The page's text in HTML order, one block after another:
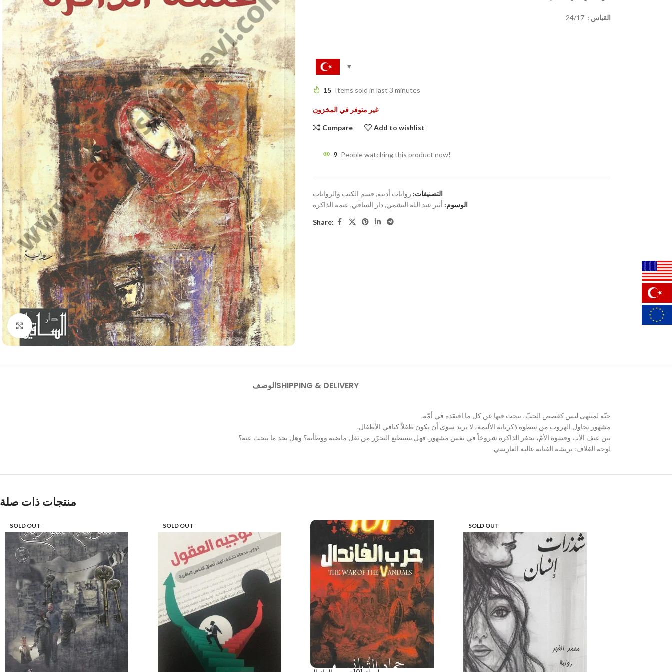
Click to enlarge
القياس : 24/17
15 Items sold in last 3 minutes
غير متوفر في المخزون
Compare Add to wishlist
9 People watching this product now!
التصنيفات: روايات أدبية, قسم الكتب والروايات
الوسوم: أثير عبد الله النشمي,دار الساقي, عتمة الذاكرة
Share:
الوصفSHIPPING & DELIVERY
حبّه لمنتهى ليس كقصص الحبّ، يبحث فيها عن كل ما افتقده في أمّه.
مشهور يحاول الهروب من سطوة ذكرياته الأليمة، لا يريد سوى أن يكون طفلاً كباقي الأطفال.
بين عنف الأب وقسوة الأمّ، تحفر الذاكرة شروخاً في نفس مشهور. فهل يستطيع التحرّر من ثقل ماضيه ووطأته؟ وهل يجد ما يبحث عنه؟
لوحة الغلاف: بريشة الفنانة عالية الفارسي
منتجات ذات صلة
SOLD OUT SOLD OUT SOLD OUT